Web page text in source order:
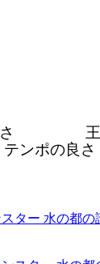
テンポの良さ
ター 水の都の